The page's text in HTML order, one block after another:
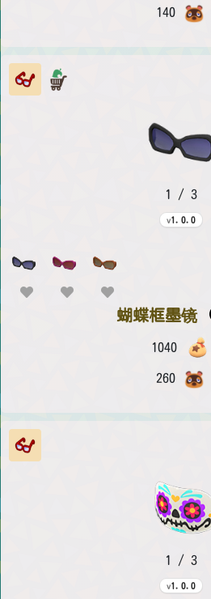
140
1 / 3
1.0.0
蝴蝶框墨镜
1040
260
1 / 3
1.0.0